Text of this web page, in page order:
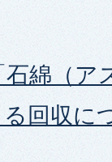
綿（ア
回収に